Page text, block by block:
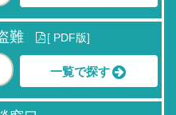
難 [ PDF版]
一覧で探す